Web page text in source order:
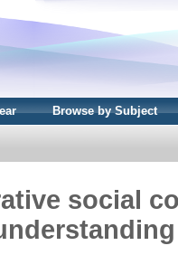
Browse by Subject
social